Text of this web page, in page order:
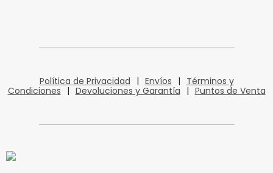
Política de Privacidad | Envíos | Términos y
Condiciones | Devoluciones y Garantía | Puntos de Venta